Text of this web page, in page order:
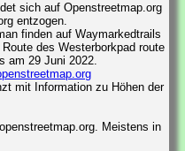
sich auf Openstreetmap.org
entzogen.
finden auf Waymarkedtrails
des Westerborkpad route
am 29 Juni 2022.
mit Information zu Höhen der
Meistens in